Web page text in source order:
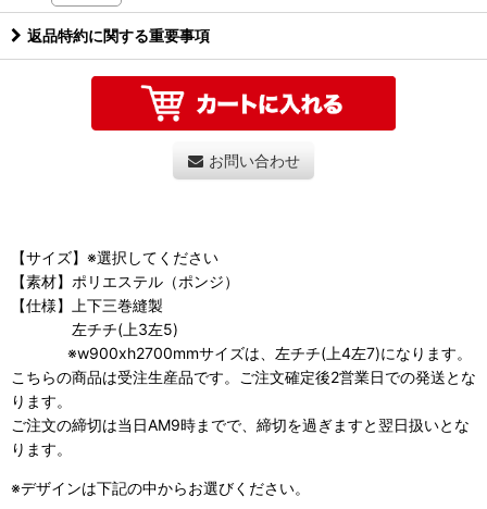
返品特約に関する重要事項
お問い合わせ
【サイズ】※選択してください
【素材】ポリエステル（ポンジ）
【仕様】上下三巻縫製
左チチ(上3左5)
※w900xh2700mmサイズは、左チチ(上4左7)になります。
こちらの商品は受注生産品です。ご注文確定後2営業日での発送とな
ります。
ご注文の締切は当日AM9時までで、締切を過ぎますと翌日扱いとな
ります。
※デザインは下記の中からお選びください。